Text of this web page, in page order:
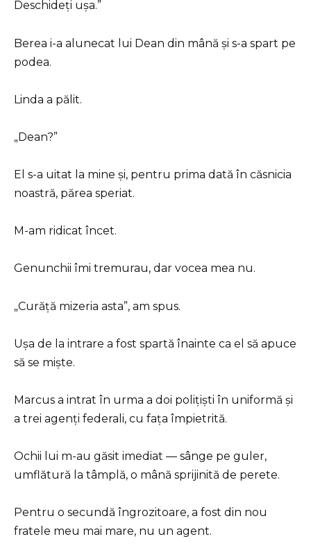
Deschideți ușa.”
Berea i-a alunecat lui Dean din mână și s-a spart pe
podea.
Linda a pălit.
„Dean?”
El s-a uitat la mine și, pentru prima dată în căsnicia
noastră, părea speriat.
M-am ridicat încet.
Genunchii îmi tremurau, dar vocea mea nu.
„Curăță mizeria asta”, am spus.
Ușa de la intrare a fost spartă înainte ca el să apuce
să se miște.
Marcus a intrat în urma a doi polițiști în uniformă și
a trei agenți federali, cu fața împietrită.
Ochii lui m-au găsit imediat — sânge pe guler,
umflătură la tâmplă, o mână sprijinită de perete.
Pentru o secundă îngrozitoare, a fost din nou
fratele meu mai mare, nu un agent.